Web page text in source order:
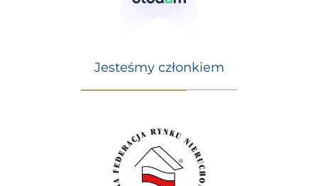
Jesteśmy członkiem